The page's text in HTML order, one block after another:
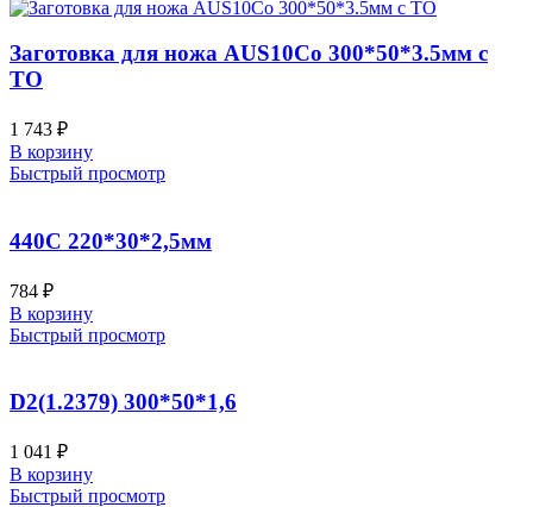
Заготовка для ножа AUS10Co 300*50*3.5мм с
ТО
1 743 ₽
В корзину
Быстрый просмотр
440C 220*30*2,5мм
784 ₽
В корзину
Быстрый просмотр
D2(1.2379) 300*50*1,6
1 041 ₽
В корзину
Быстрый просмотр